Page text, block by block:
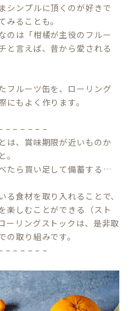
シンプルに頂くのが好きで
みることも。
のは「柑橘が主役のフルー
と言えば、昔から愛される
フルーツ缶を、ローリング
にもよく作ります。
– – – – – –
は、賞味期限が近いものか
たら買い足して備蓄する…
食材を取り入れることで、
楽しむことができる（スト
ーリングストックは、是非取
の取り組みです。
– – – – – –